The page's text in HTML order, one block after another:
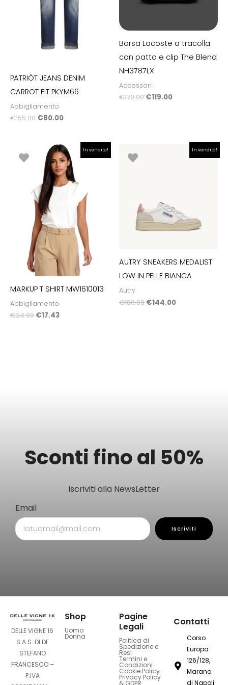
PATRIÒT JEANS DENIM
CARROT FIT PKYM66
Abbigliamento
€155.00 €80.00
Borsa Lacoste a tracolla
con patta e clip The Blend
NH3787LX
Accessori
€170.00 €119.00
In vendita!
MARKUP T SHIRT MW1610013
Abbigliamento
€24.90
prezzo
originale
era:
€24.90.
€17.43
Il
prezzo
attuale
è:
€17.43.
In vendita!
AUTRY SNEAKERS MEDALIST
LOW IN PELLE BIANCA
Autry
€180.00 €144.00
prezzo
Sconti fino al 50%
Iscriviti alla NewsLetter
Email
Iscriviti
DELLE VIGNE 16
S.A.S. DI DE
STEFANO
FRANCESCO –
P.IVA
Shop
Uomo
Donna
Pagine
Legali
Politica di
Spedizione e
Resi
Termini e
Condizioni
Cookie Policy
Privacy Policy
& GDPR
Contatti
Corso
Europa
126/128,
Marano
di Napoli